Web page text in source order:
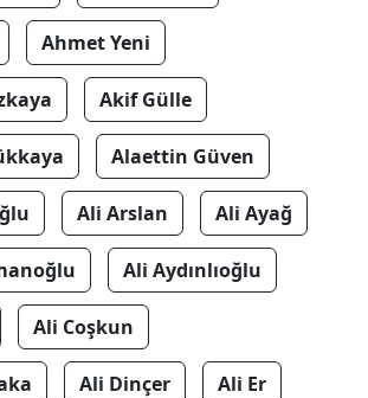
Ahmet Yeni
Akif Gülle
Alaettin Güven
Ali Arslan Ali Ayağ
Ali Aydınlıoğlu
Ali Coşkun
Ali Dinçer Ali Er